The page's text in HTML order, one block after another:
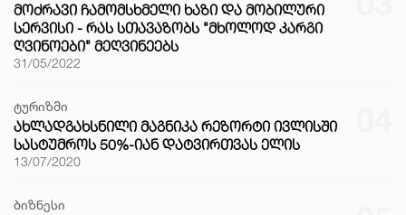
ᲛᲝᲫᲠᲐᲕᲘ ᲩᲐᲛᲝᲛᲡᲮᲛᲔᲚᲘ ᲮᲐᲖᲘ ᲓᲐ ᲛᲝᲑᲘᲚᲣᲠᲘ
ᲡᲔᲠᲕᲘᲡᲘ - ᲠᲐᲡ ᲡᲗᲐᲕᲐᲖᲝᲑᲡ "ᲛᲮᲝᲚᲝᲓ ᲙᲐᲠᲒᲘ
ᲦᲕᲘᲜᲝᲔᲑᲘ" ᲛᲔᲦᲕᲘᲜᲔᲔᲑᲡ
31/05/2022
ტურიზმი
ᲐᲮᲚᲐᲓᲒᲐᲮᲡᲜᲘᲚᲘ ᲛᲐᲒᲜᲘᲙᲐ ᲠᲔᲖᲝᲠᲢᲘ ᲘᲕᲚᲘᲡᲨᲘ
ᲡᲐᲡᲢᲣᲛᲠᲝᲡ 50%-ᲘᲐᲜ ᲓᲐᲢᲕᲘᲠᲗᲕᲐᲡ ᲔᲚᲘᲡ
13/07/2020
ბიზნესი